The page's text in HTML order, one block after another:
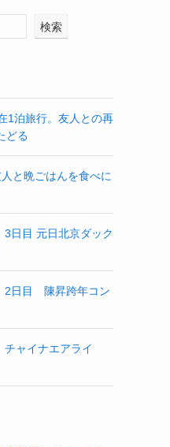
検索
1泊旅行。友人との再
どる
と晩ごはんを食べに
日目 元日北京ダック
2日目 陳昇跨年コン
ャイナエアライ